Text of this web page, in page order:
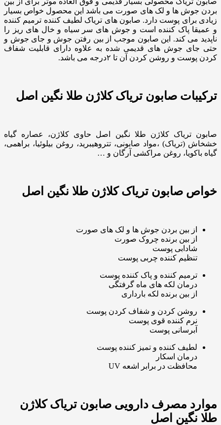
بردن جوش ها و لک های صورت می باشد این محصول خواص بسیار
زیادی برای پوست دارد. صابون های تریاک لطیف کننده ترمیم کننده
و عمیقا پاک کننده است و جوش های سر سیاه و خال های ریز را
ناپدید می کند. این صابون موجب از بین رفتن جوش و جای جوش و
حتی جای جوش های قدیمی شده به علاوه دارای قابلیت شفاف
کردن پوست و روشن کردن آن تا ۲درجه می باشد.
ترکیبات صابون تریاک کلاژن طلا نگین اصل
صابون تریاک کلاژن طلا نگین اصل حاوی کلاژن، عصاره گیاه
خشخاش (تریاک) ،مواد صابونی، تتروهیبرید، روغن بیلوئیا، براهمی،
گیاه باکویا، روغن مراکشی آرگان و …
خواص صابون تریاک کلاژن طلا نگین اصل
از بین بردن جوش ها و لک های صورت
از بین برنده چروک صورت
شادابی پوست
تنظیم کننده چربی پوست
ترمیم کننده و پاک کننده پوست
درمان لکه های ماه گرفتگی
از بین برنده لکه بارداری
روشن کردن و شفاف کردن پوست
نرم کننده قوی پوست
آبرسانی پوست
لطیف کننده و تمیز کننده پوست
درمان اسکار
محافظت در برابر اشعه UV
موارد مصرف دارویی صابون تریاک کلاژن
طلا نگین اصل